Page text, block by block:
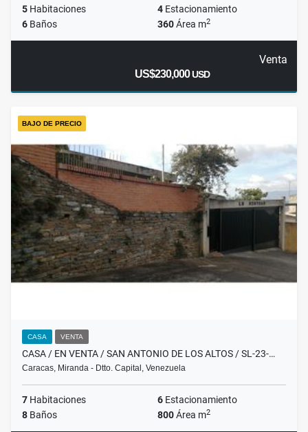
5 Habitaciones 4 Estacionamiento
6 Baños 360Área m2
Venta
US$230,000USD
BAJO DE PRECIO
CASA VENTA
CASA / EN VENTA / SAN ANTONIO DE LOS ALTOS / SL-23-…
Caracas, Miranda - Dtto. Capital, Venezuela
7 Habitaciones 6 Estacionamiento
8 Baños 800Área m2